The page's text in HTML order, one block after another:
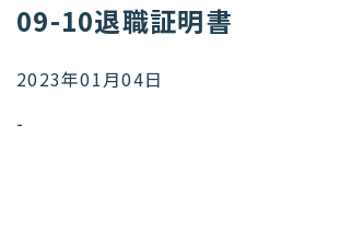
09-10退職証明書
2023年01月04日
-